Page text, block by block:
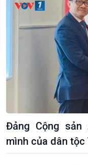
Đảng Cộng
mình của dân tộc